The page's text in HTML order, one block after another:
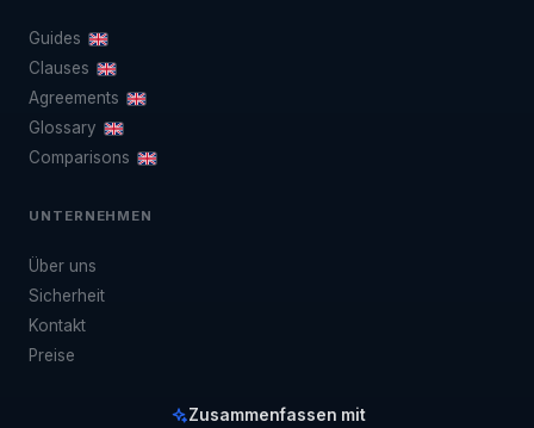
Guides
Clauses
Agreements
Glossary
Comparisons
UNTERNEHMEN
Über uns
Sicherheit
Kontakt
Preise
Zusammenfassen mit